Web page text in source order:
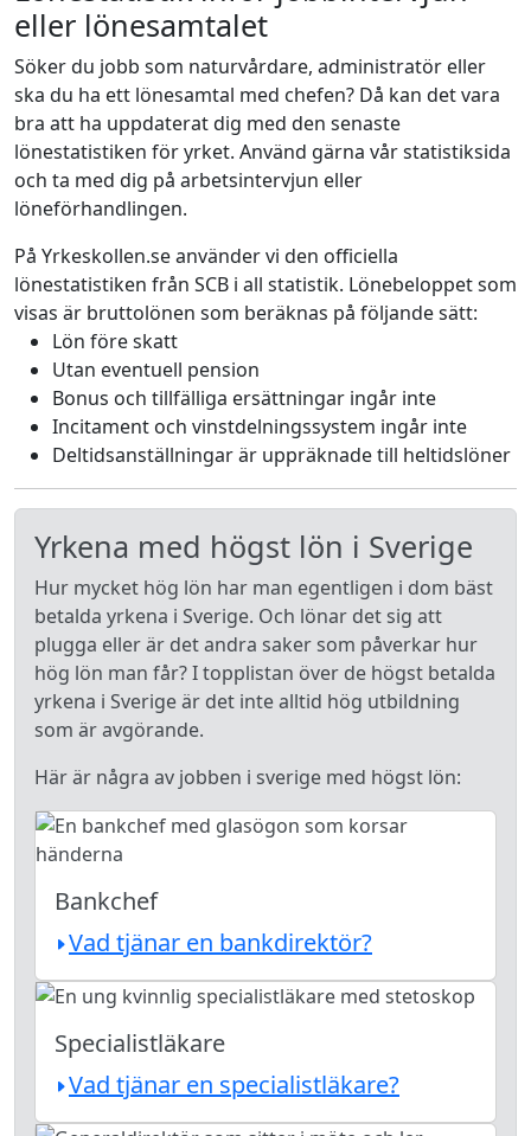
eller lönesamtalet
Söker du jobb som naturvårdare, administratör eller
ska du ha ett lönesamtal med chefen? Då kan det vara
bra att ha uppdaterat dig med den senaste
lönestatistiken för yrket. Använd gärna vår statistiksida
och ta med dig på arbetsintervjun eller
löneförhandlingen.
På Yrkeskollen.se använder vi den officiella
lönestatistiken från SCB i all statistik. Lönebeloppet som
visas är bruttolönen som beräknas på följande sätt:
Lön före skatt
Utan eventuell pension
Bonus och tillfälliga ersättningar ingår inte
Incitament och vinstdelningssystem ingår inte
Deltidsanställningar är uppräknade till heltidslöner
Yrkena med högst lön i Sverige
Hur mycket hög lön har man egentligen i dom bäst
betalda yrkena i Sverige. Och lönar det sig att
plugga eller är det andra saker som påverkar hur
hög lön man får? I topplistan över de högst betalda
yrkena i Sverige är det inte alltid hög utbildning
som är avgörande.
Här är några av jobben i sverige med högst lön:
Bankchef
Vad tjänar en bankdirektör?
Specialistläkare
Vad tjänar en specialistläkare?